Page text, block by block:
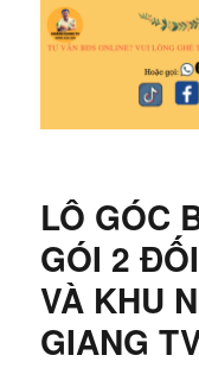
LÔ GÓC
GÓI 2
VÀ KHU
GIANG